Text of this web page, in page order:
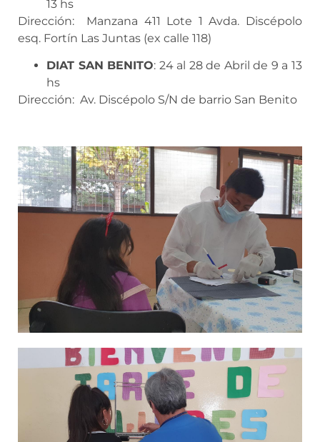
13 hs
Dirección: Manzana 411 Lote 1 Avda. Discépolo
esq. Fortín Las Juntas (ex calle 118)
DIAT SAN BENITO: 24 al 28 de Abril de 9 a 13
hs
Dirección: Av. Discépolo S/N de barrio San Benito